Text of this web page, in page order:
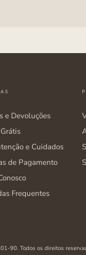
e Devoluções
e Cuidados
de Pagamento
Frequentes
90. Todos os direitos